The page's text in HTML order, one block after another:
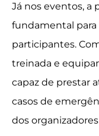
Já nos eventos, a
fundamental para
participantes.
treinada e
capaz de prestar
casos de
dos